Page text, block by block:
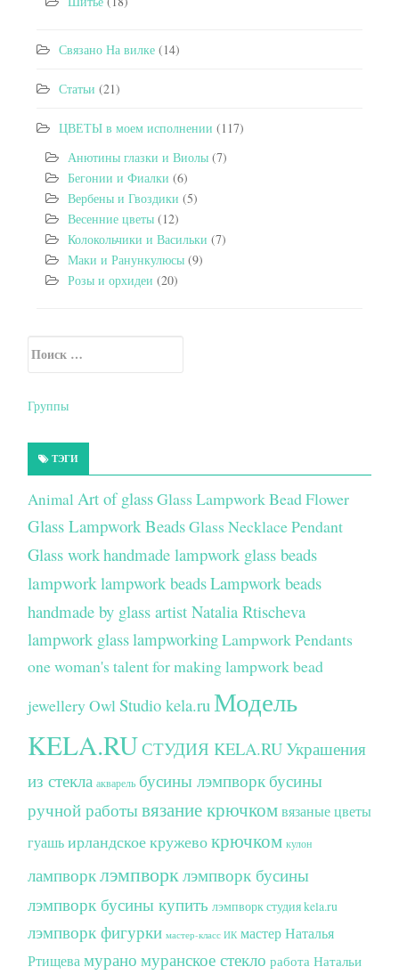
Связано На вилке (14)
Статьи (21)
ЦВЕТЫ в моем исполнении (117)
Анютины глазки и Виолы (7)
Бегонии и Фиалки (6)
Вербены и Гвоздики (5)
Весенние цветы (12)
Колокольчики и Васильки (7)
Маки и Ранункулюсы (9)
Розы и орхидеи (20)
Secondary Sidebar
Искать:
Группы
ТЭГИ
Animal Art of glassGlass Lampwork Bead Flower
Glass Lampwork BeadsGlass Necklace Pendant
Glass workhandmade lampwork glass beads
lampwork lampwork beadsLampwork beads
handmade by glass artist Natalia Rtischeva
lampwork glasslampworkingLampwork Pendants
one woman's talent for making lampwork bead
jewelleryOwlStudio kela.ru Модель
KELA.RUСТУДИЯ KELA.RUУкрашения
из стекла акварель бусины лэмпворк бусины
ручной работывязание крючкомвязаные цветы
гуашьирландское кружевокрючком кулон
лампворклэмпворк лэмпворк бусины
лэмпворк бусины купить лэмпворк студия kela.ru
лэмпворк фигурки мастер-класс ИК мастер Наталья
Ртищевамурано муранское стекло работа Натальи